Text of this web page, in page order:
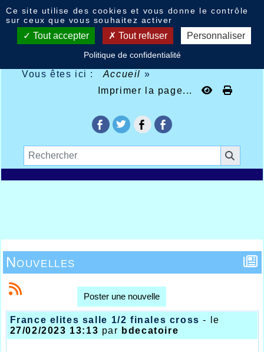
Vous êtes ici : Accueil »
Imprimer la page...
Nouvelles
Poster une nouvelle
France elites salle 1/2 finales cross - le
27/02/2023 13:13 par bdecatoire
Ce site utilise des cookies et vous donne le contrôle
sur ceux que vous souhaitez activer
Tout accepter Tout refuser Personnaliser
Politique de confidentialité